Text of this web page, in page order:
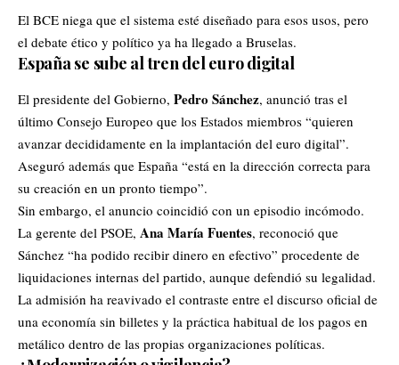
El BCE niega que el sistema esté diseñado para esos usos, pero
el debate ético y político ya ha llegado a Bruselas.
España se sube al tren del euro digital
El presidente del Gobierno, Pedro Sánchez, anunció tras el
último Consejo Europeo que los Estados miembros “quieren
avanzar decididamente en la implantación del euro digital”.
Aseguró además que España “está en la dirección correcta para
su creación en un pronto tiempo”.
Sin embargo, el anuncio coincidió con un episodio incómodo.
La gerente del PSOE, Ana María Fuentes, reconoció que
Sánchez “ha podido recibir dinero en efectivo” procedente de
liquidaciones internas del partido, aunque defendió su legalidad.
La admisión ha reavivado el contraste entre el discurso oficial de
una economía sin billetes y la práctica habitual de los pagos en
metálico dentro de las propias organizaciones políticas.